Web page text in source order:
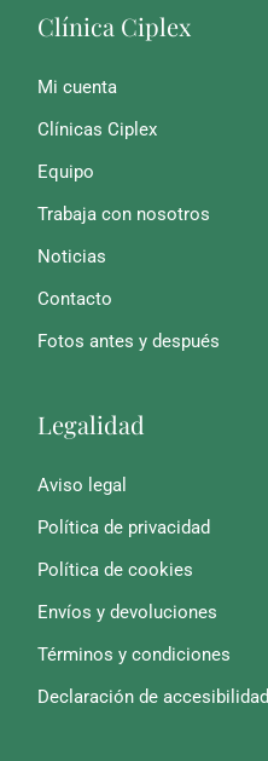
Clínica Ciplex
Mi cuenta
Clínicas Ciplex
Equipo
Trabaja con nosotros
Noticias
Contacto
Fotos antes y después
Legalidad
Aviso legal
Política de privacidad
Política de cookies
Envíos y devoluciones
Términos y condiciones
Declaración de accesibilidad